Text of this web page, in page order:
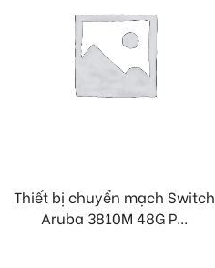
Thiết bị chuyển mạch Switch
Aruba 3810M 48G P...